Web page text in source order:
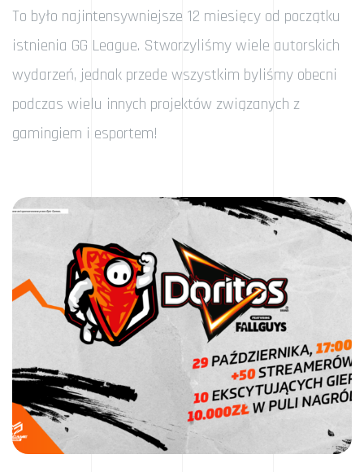
To było najintensywniejsze 12 miesięcy od początku
istnienia GG League. Stworzyliśmy wiele autorskich
wydarzeń, jednak przede wszystkim byliśmy obecni
podczas wielu innych projektów związanych z
gamingiem i esportem!